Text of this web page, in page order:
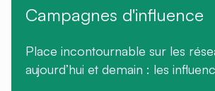
Campagnes d'influence
Place incontournable sur les
aujourd’hui et demain : les